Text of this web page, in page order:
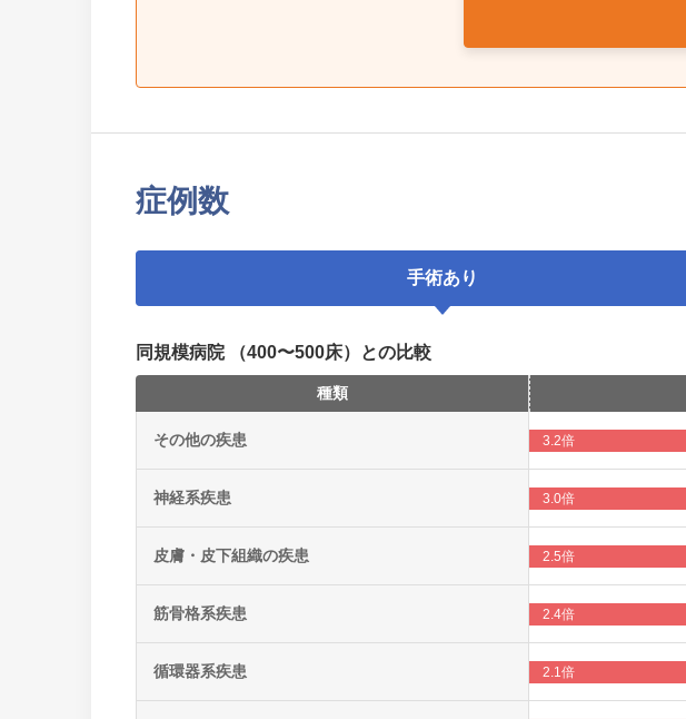
症例数
手術あり
同規模病院 （400〜500床）との比較
種類
その他の疾患 3.2倍
神経系疾患 3.0倍
皮膚・皮下組織の疾患 2.5倍
筋骨格系疾患 2.4倍
循環器系疾患 2.1倍